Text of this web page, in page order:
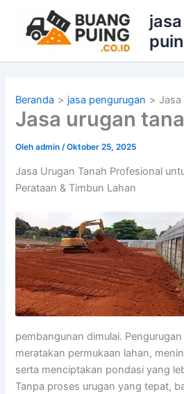
konten
Beranda jasa pengurugan
Jasa urugan
Olehadmin/Oktober 25, 2025
Jasa Urugan Tanah Profesional
Perataan & Timbun Lahan
pembangunan dimulai.
meratakan permukaan lahan,
serta menciptakan pondasi yang
Tanpa proses urugan yang tepat,